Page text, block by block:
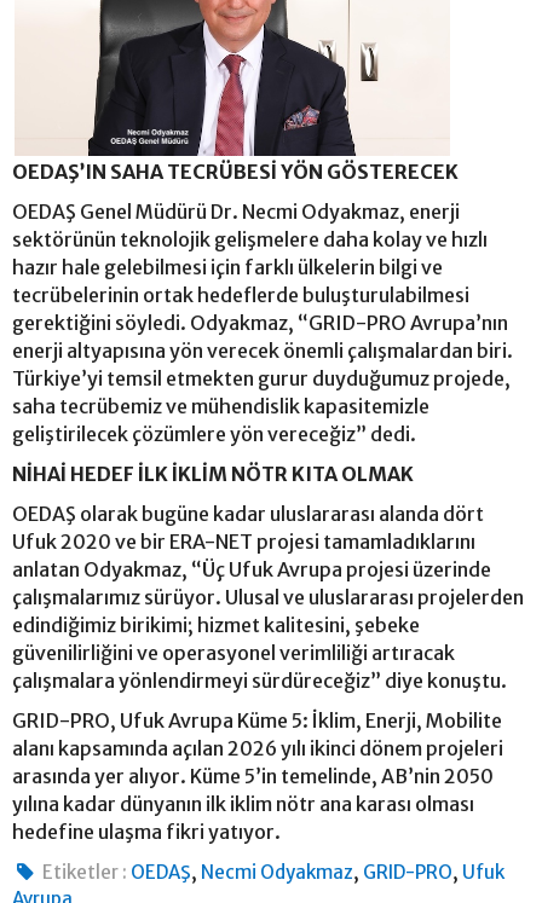
OEDAŞ’IN SAHA TECRÜBESİ YÖN GÖSTERECEK
OEDAŞ Genel Müdürü Dr. Necmi Odyakmaz, enerji
sektörünün teknolojik gelişmelere daha kolay ve hızlı
hazır hale gelebilmesi için farklı ülkelerin bilgi ve
tecrübelerinin ortak hedeflerde buluşturulabilmesi
gerektiğini söyledi. Odyakmaz, “GRID-PRO Avrupa’nın
enerji altyapısına yön verecek önemli çalışmalardan biri.
Türkiye’yi temsil etmekten gurur duyduğumuz projede,
saha tecrübemiz ve mühendislik kapasitemizle
geliştirilecek çözümlere yön vereceğiz” dedi.
NİHAİ HEDEF İLK İKLİM NÖTR KITA OLMAK
OEDAŞ olarak bugüne kadar uluslararası alanda dört
Ufuk 2020 ve bir ERA-NET projesi tamamladıklarını
anlatan Odyakmaz, “Üç Ufuk Avrupa projesi üzerinde
çalışmalarımız sürüyor. Ulusal ve uluslararası projelerden
edindiğimiz birikimi; hizmet kalitesini, şebeke
güvenilirliğini ve operasyonel verimliliği artıracak
çalışmalara yönlendirmeyi sürdüreceğiz” diye konuştu.
GRID-PRO, Ufuk Avrupa Küme 5: İklim, Enerji, Mobilite
alanı kapsamında açılan 2026 yılı ikinci dönem projeleri
arasında yer alıyor. Küme 5’in temelinde, AB’nin 2050
yılına kadar dünyanın ilk iklim nötr ana karası olması
hedefine ulaşma fikri yatıyor.
Etiketler : OEDAŞ, Necmi Odyakmaz, GRID-PRO, Ufuk